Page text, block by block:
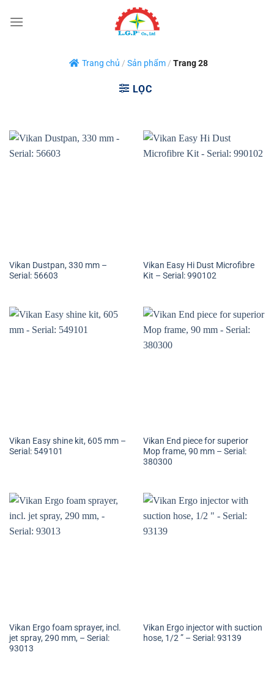
qua
Trang chủ / Sản phẩm/ Trang 28
LỌC
Vikan Dustpan, 330 mm –
Serial: 56603
Vikan Easy Hi Dust Microfibre
Kit – Serial: 990102
Vikan Easy shine kit, 605 mm –
Serial: 549101
Vikan End piece for superior
Mop frame, 90 mm – Serial:
380300
Vikan Ergo foam sprayer, incl.
jet spray, 290 mm, – Serial:
93013
Vikan Ergo injector with suction
hose, 1/2 ” – Serial: 93139